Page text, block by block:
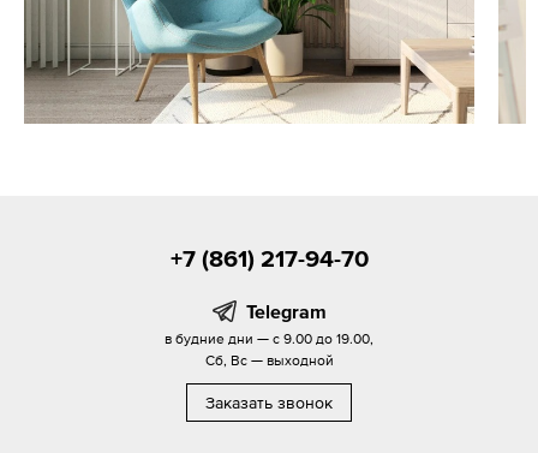
+7 (861) 217-94-70
Telegram
в будние дни — с 9.00 до 19.00,
Сб, Вс — выходной
Заказать звонок